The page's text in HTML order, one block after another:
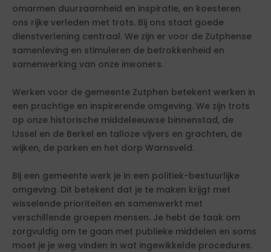
omarmen duurzaamheid en inspiratie, en koesteren
ons rijke verleden met trots. Bij ons staat goede
dienstverlening centraal. We zijn er voor de Zutphense
samenleving en stimuleren de betrokkenheid en
samenwerking van onze inwoners.
Werken voor de gemeente Zutphen betekent werken in
een prachtige en inspirerende omgeving. We zijn trots
op onze historische middeleeuwse binnenstad, de
IJssel en de Berkel en talloze vijvers en grachten, de
wijken, de parken en het dorp Warnsveld.
Bij een gemeente werk je in een politiek-bestuurlijke
omgeving. Dit betekent dat je te maken krijgt met
wisselende prioriteiten en samenwerkt met
verschillende groepen mensen. Je hebt de taak om
zorgvuldig om te gaan met publieke middelen en soms
moet je je weg vinden in wat ingewikkelde procedures.